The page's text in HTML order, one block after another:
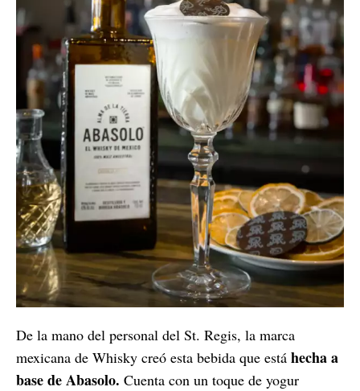
De la mano del personal del St. Regis, la marca
mexicana de Whisky creó esta bebida que está hecha a
base de Abasolo. Cuenta con un toque de yogur